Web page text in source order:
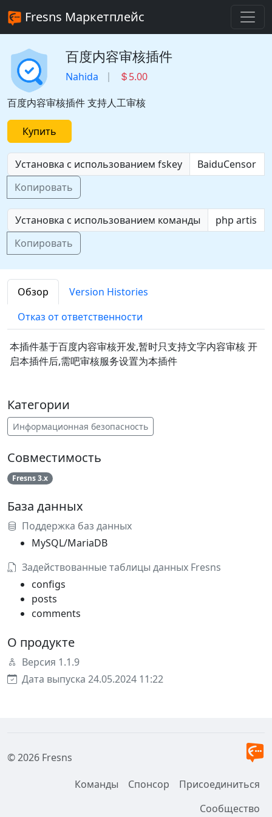
Fresns Маркетплейс
百度内容审核插件
Nahida
5.00
百度内容审核插件 支持人工审核
Купить
Установка с использованием fskey
Копировать
Установка с использованием команды
Копировать
Обзор
Version Histories
Отказ от ответственности
本插件基于百度内容审核开发,暂时只支持文字内容审核 开
启本插件后,需吧审核服务设置为本插件
Категории
Информационная безопасность
Совместимость
Fresns 3.x
База данных
Поддержка баз данных
MySQL/MariaDB
Задействованные таблицы данных Fresns
configs
posts
comments
О продукте
Версия 1.1.9
Дата выпуска 24.05.2024 11:22
© 2026 Fresns
Команды
Спонсор
Присоединиться
Сообщество